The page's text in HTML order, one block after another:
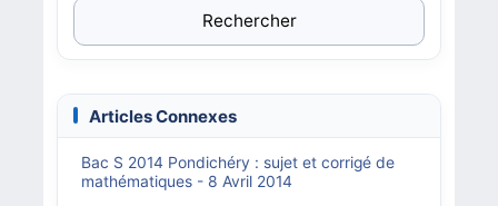
Rechercher
Articles Connexes
Bac S 2014 Pondichéry : sujet et corrigé de
mathématiques - 8 Avril 2014